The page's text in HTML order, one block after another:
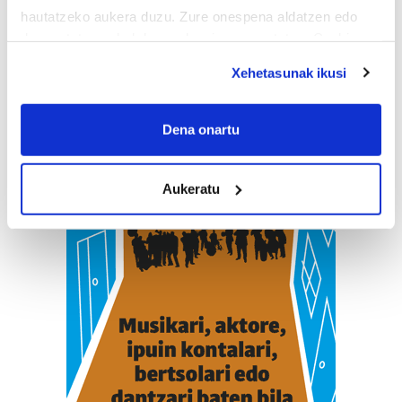
hautatzeko aukera duzu. Zure onespena aldatzen edo
If you allow, we would also like to:
Collect information about your geographical
meters
Identify your device by actively scanning it for
specific characteristics (fingerprinting)
Find out more about how your personal data is processed
and set your preferences in the
details section.
Guk eta gure bazkideek zure datu pertsonalak
prozesatzen ditugu, zure IP zenbakia, besteak beste,
teknologia erabiliz, cookieak adibidez, iragarki eta eduki
pertsonalizatuak eskaintzeko, iragarkiak eta edukia
neurtzeko, jendeari buruzko informazioa biltzeko eta
Xehetasunak ikusi
Dena onartu
Aukeratu